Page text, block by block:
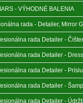
- VÝHODNÉ BALENIA
rada - Detailer, Mirror
rada Detailer -
rada Detailer -
rada Detailer -
rada Detailer -
rada Detailer -